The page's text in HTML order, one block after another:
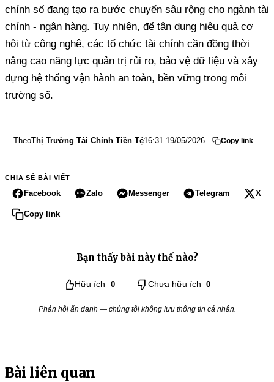
chính số đang tạo ra bước chuyển sâu rộng cho ngành tài
chính - ngân hàng. Tuy nhiên, để tận dụng hiệu quả cơ
hội từ công nghệ, các tổ chức tài chính cần đồng thời
nâng cao năng lực quản trị rủi ro, bảo vệ dữ liệu và xây
dựng hệ thống vận hành an toàn, bền vững trong môi
trường số.
TheoThị Trường Tài Chính Tiền Tệ16:31 19/05/2026 Copy link
CHIA SẺ BÀI VIẾT
Facebook Zalo Messenger Telegram X
Copy link
Bạn thấy bài này thế nào?
Hữu ích 0 Chưa hữu ích 0
Phản hồi ẩn danh — chúng tôi không lưu thông tin cá nhân.
Bài liên quan